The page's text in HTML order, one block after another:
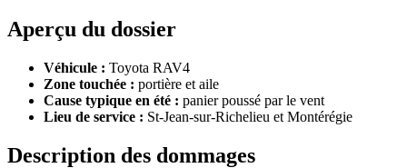
Aperçu du dossier
Véhicule : Toyota RAV4
Zone touchée : portière et aile
Cause typique en été : panier poussé par le vent
Lieu de service : St-Jean-sur-Richelieu et Montérégie
Description des dommages